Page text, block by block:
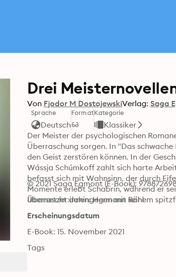
Drei
Von Fjodor M DostojewskiVerlag: Saga
Sprache
Deutsch
FormatKategorie
Klassiker
Der Meister der psychologischen
Überraschung sorgen. In "Das
den Geist zerstören können. In der
Wássja Schúmkoff zahlt sich harte
befasst sich mit Wahnsinn, der durch
Momente erlebt Schabrin, während er
überrascht dahingegen mit seinem
© 2021 Saga Egmont (E-Book):
Übersetzer:innen: Hermann Röhl
Erscheinungsdatum
E-Book: 15. November 2021
Tags